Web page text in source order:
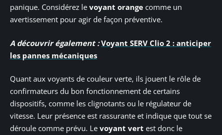
panique. Considérez le voyant orange comme un
avertissement pour agir de façon préventive.
A découvrir également : Voyant SERV Clio 2 : anticiper
les pannes mécaniques
Quant aux voyants de couleur verte, ils jouent le rôle de
confirmateurs du bon fonctionnement de certains
dispositifs, comme les clignotants ou le régulateur de
vitesse. Leur présence est rassurante et indique que tout se
déroule comme prévu. Le voyant vert est donc le